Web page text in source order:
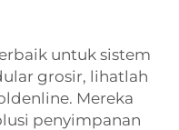
untuk sistem
grosir, lihatlah
Mereka
penyimpanan